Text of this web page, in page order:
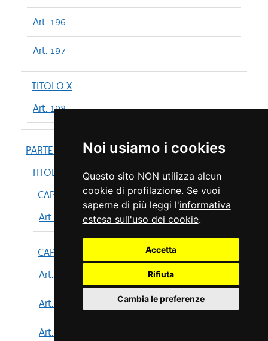
Noi usiamo i cookies
Questo sito NON utilizza alcun
cookie di profilazione. Se vuoi
saperne di più leggi l'informativa
estesa sull'uso dei cookie.
Accetta
Rifiuta
Cambia le preferenze
Art. 196
Art. 197
TITOLO X
Art. 198
PARTE IV
TITOLO I
CAPO I
Art. 199
CAPO II
Art. 200
Art. 201
Art. 202